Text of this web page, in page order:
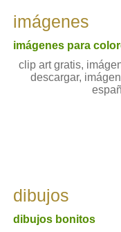
imágenes
imágenes para
clip art gratis,
descargar,
dibujos
dibujos bonitos